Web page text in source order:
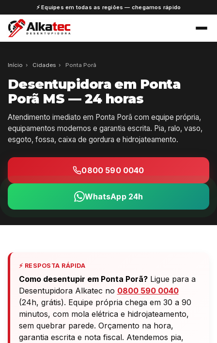
⚡ Equipes em todas as regiões — chegamos rápido
Início › Cidades › Ponta Porã
Desentupidora em Ponta
Porã MS — 24 horas
Atendimento imediato em Ponta Porã com equipe própria,
equipamentos modernos e garantia escrita. Pia, ralo, vaso,
esgoto, fossa, caixa de gordura e hidrojateamento.
0800 590 0040
WhatsApp 24h
⚡ RESPOSTA RÁPIDA
Como desentupir em Ponta Porã?Ligue para a
Desentupidora Alkatec no 0800 590 0040
(24h, grátis). Equipe própria chega em 30 a 90
minutos, com mola elétrica e hidrojateamento,
sem quebrar parede. Orçamento na hora,
garantia escrita e nota fiscal. Atendemos pia,